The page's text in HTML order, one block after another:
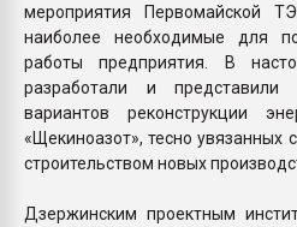
мероприятия Первомайской
наиболее необходимые для
работы предприятия. В
разработали и представили
вариантов реконструкции
«Щекиноазот», тесно увязанных
строительством новых
Дзержинским проектным